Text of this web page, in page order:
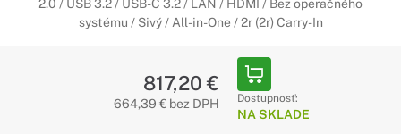
2.0 / USB 3.2 / USB-C 3.2 / LAN / HDMI / Bez operačného
systému / Sivý / All-in-One / 2r (2r) Carry-In
817,20 €
664,39 € bez DPH Dostupnosť:
NA SKLADE